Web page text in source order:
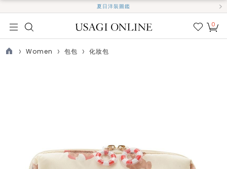
夏日洋裝圖鑑
我的
0
Women 包包 化妝包